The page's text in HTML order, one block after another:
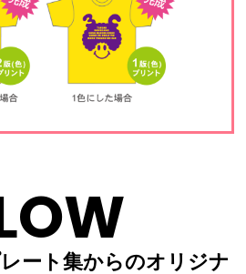
ート集からのオリジナ